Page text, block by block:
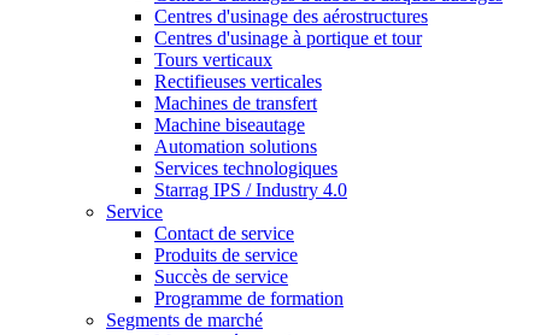
Centres d'usinage des aérostructures
Centres d'usinage à portique et tour
Tours verticaux
Rectifieuses verticales
Machines de transfert
Machine biseautage
Automation solutions
Services technologiques
Starrag IPS / Industry 4.0
Service
Contact de service
Produits de service
Succès de service
Programme de formation
Segments de marché